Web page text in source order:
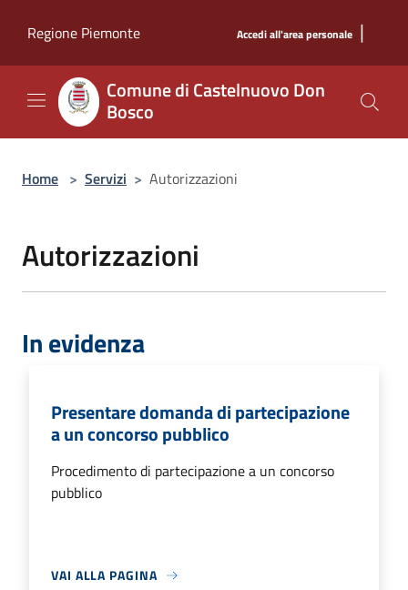
Regione Piemonte
Accedi all'area personale |
Comune di Castelnuovo Don
Bosco
Home > Servizi > Autorizzazioni
Autorizzazioni
In evidenza
Presentare domanda di partecipazione
a un concorso pubblico
Procedimento di partecipazione a un concorso
pubblico
VAI ALLA PAGINA